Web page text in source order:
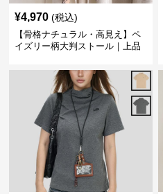
¥4,970 (税込)
【骨格ナチュラル・高見え】ペ
イズリー柄大判ストール｜上品